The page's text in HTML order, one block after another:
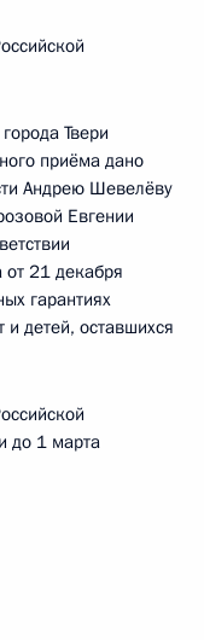
Твери
приёма дано
Андрею Шевелёву
Евгении
21 декабря
гарантиях
детей, оставшихся
до 1 марта